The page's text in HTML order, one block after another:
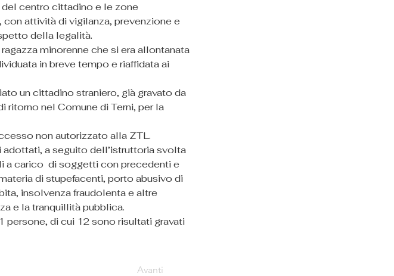
centro cittadino e le zone
attività di vigilanza, prevenzione e
della legalità.
minorenne che si era allontanata
in breve tempo e riaffidata ai
un cittadino straniero, già gravato da
ritorno nel Comune di Terni, per la
non autorizzato alla ZTL.
a seguito dell’istruttoria svolta
a carico  di soggetti con precedenti e
di stupefacenti, porto abusivo di
insolvenza fraudolenta e altre
e la tranquillità pubblica.
di cui 12 sono risultati gravati
Avanti